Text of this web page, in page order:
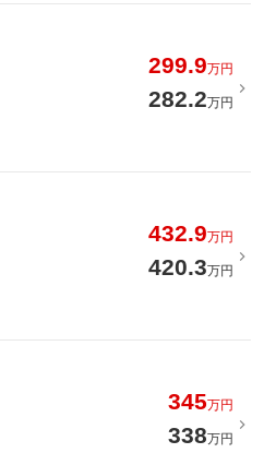
299.9万円
282.2万円
432.9万円
420.3万円
345万円
338万円